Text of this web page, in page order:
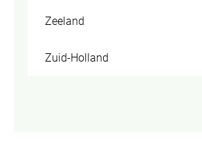
Zeeland
Zuid-Holland